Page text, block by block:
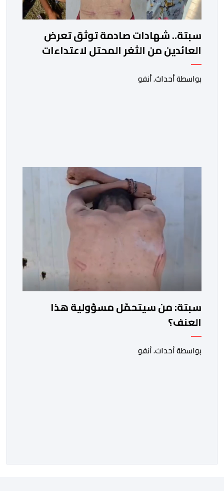
سبتة.. شهادات صادمة توثق تعرض
العائدين من الثغر المحتل لاعتداءات
جسيمة من قبل الحرس المدني
الاسباني
بواسطة أحداث. أنفو
سبتة: من سيتحمّل مسؤولية هذا
العنف؟
بواسطة أحداث. أنفو